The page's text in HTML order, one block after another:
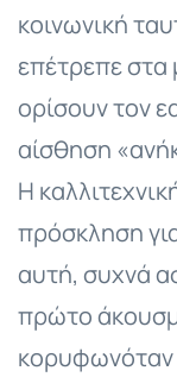
κοινωνική
επέτρεπε στα
ορίσουν τον
αίσθηση
Η
πρόσκληση
αυτή, συχνά
πρώτο
κορυφωνόταν